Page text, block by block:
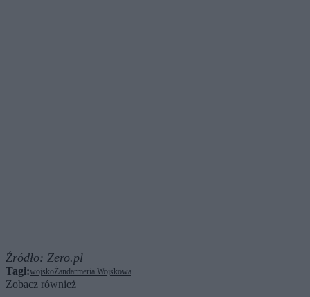
Źródło: Zero.pl
Tagi:wojskoŻandarmeria Wojskowa
Zobacz również